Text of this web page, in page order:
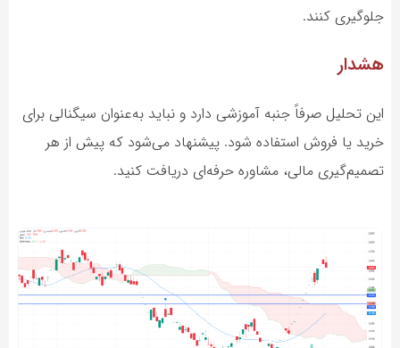
جلوگیری کنند.
هشدار
این تحلیل صرفاً جنبه آموزشی دارد و نباید به‌عنوان سیگنالی برای
خرید یا فروش استفاده شود. پیشنهاد می‌شود که پیش از هر
تصمیم‌گیری مالی، مشاوره حرفه‌ای دریافت کنید.